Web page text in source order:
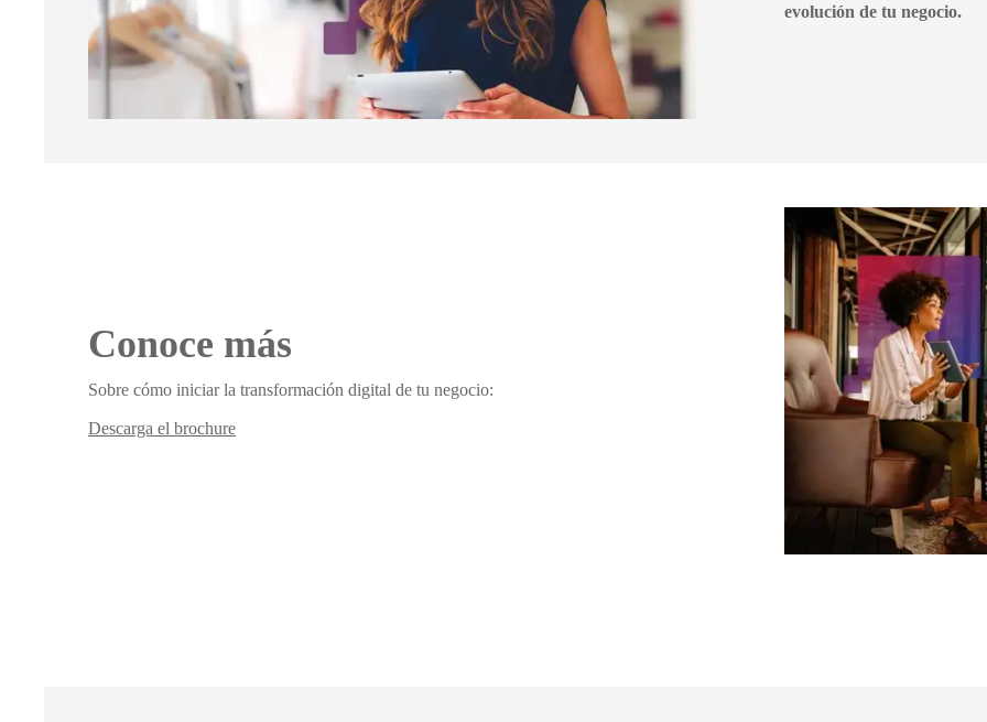
evolución de tu negocio.
Conoce más
Sobre cómo iniciar la transformación digital de tu negocio:
Descarga el brochure